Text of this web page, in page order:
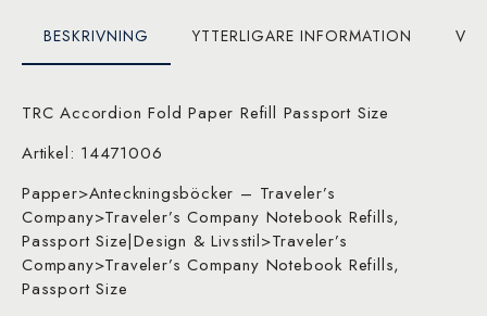
mängd
BESKRIVNING YTTERLIGARE INFORMATION
TRC Accordion Fold Paper Refill Passport Size
Artikel: 14471006
Papper>Anteckningsböcker – Traveler’s
Company>Traveler’s Company Notebook Refills,
Passport Size|Design & Livsstil>Traveler’s
Company>Traveler’s Company Notebook Refills,
Passport Size